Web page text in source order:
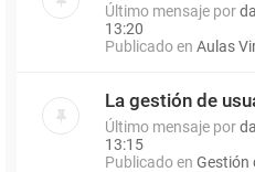
Último mensaje por
13:20
Publicado en Aulas
La gestión de
Último mensaje por
13:15
Publicado en Gestión